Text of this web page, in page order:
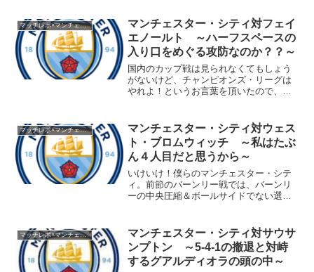
マッチレポ×マンチェスター・シティ1718
マンチェスター・シティ対フェイ
エノールト ～ハーフスペースの
入り口をめぐる攻防なのか？？～
国内のカップ戦は見られなくてもしょう
がないけど、チャンピオンズ・リーグは
やれよ！というお言葉を頂いたので、チ
ポリに興味もあるので、渡りに舟の提案
であった。今日の相手はフ...
マッチレポ×マンチェスター・シティ1718
マンチェスター・シティ対ウェス
ト・ブロムウィッチ ～私はたぶ
ん４人目だと思うから～
いけいけ！僕らのマンチェスター・シテ
ィ。前節のバーンリー戦では、バーンリ
ーの中央圧縮＆ボールサイドでない選手
て、メンディーがいたころのインサイド
ハーフ、サイドバック、ウイ...
マッチレポ×マンチェスター・シティ1718
マンチェスター・シティ対サウサ
ンプトン ～5-4-1の撤退と対峙
するグアルディオラの頭の中～